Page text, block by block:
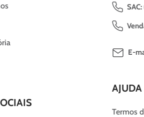
SAC:
E-
AJUDA
Termos